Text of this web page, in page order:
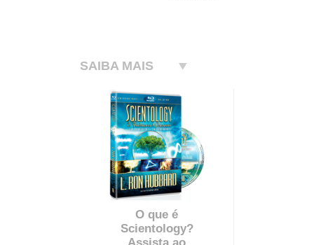
SAIBA MAIS
O que é
Scientology?